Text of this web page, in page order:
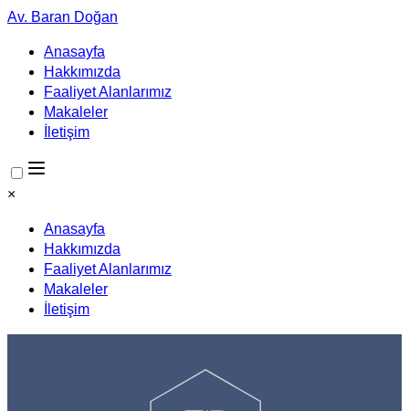
Av. Baran Doğan
Anasayfa
Hakkımızda
Faaliyet Alanlarımız
Makaleler
İletişim
×
Anasayfa
Hakkımızda
Faaliyet Alanlarımız
Makaleler
İletişim